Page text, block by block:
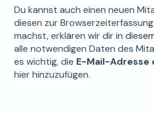
Du kannst auch einen neuen
diesen zur
machst, erklären wir dir in
alle notwendigen Daten des
es wichtig, die E-Mail-
hier hinzuzufügen.